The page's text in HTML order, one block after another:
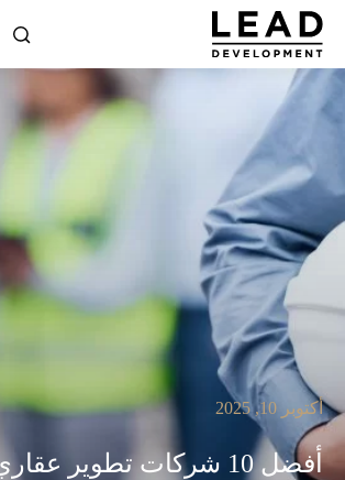
أكتوبر 10, 2025
أفضل 10 شركات تطوير